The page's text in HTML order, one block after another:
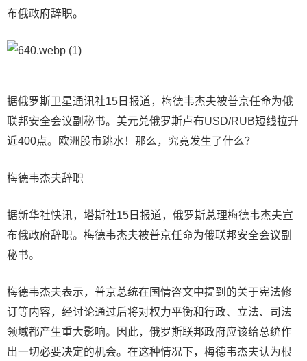
布俄政府辞职。
据俄罗斯卫星通讯社15日报道，梅德韦杰夫被普京任命为俄
联邦安全会议副秘书。美元兑俄罗斯卢布USD/RUB短线拉升
近400点。欧洲股市跳水！那么，究竟发生了什么？
梅德韦杰夫辞职
据新华社快讯，塔斯社15日报道，俄罗斯总理梅德韦杰夫宣
布俄政府辞职。梅德韦杰夫被普京任命为俄联邦安全会议副
秘书。
梅德韦杰夫表示，普京总统在国情咨文中提到的关于宪法修
订等内容，经讨论通过后将对权力平衡和行政、立法、司法
领域都产生重大影响。因此，俄罗斯联邦政府应该给总统作
出一切必要决定的机会。在这种情况下，梅德韦杰夫认为根